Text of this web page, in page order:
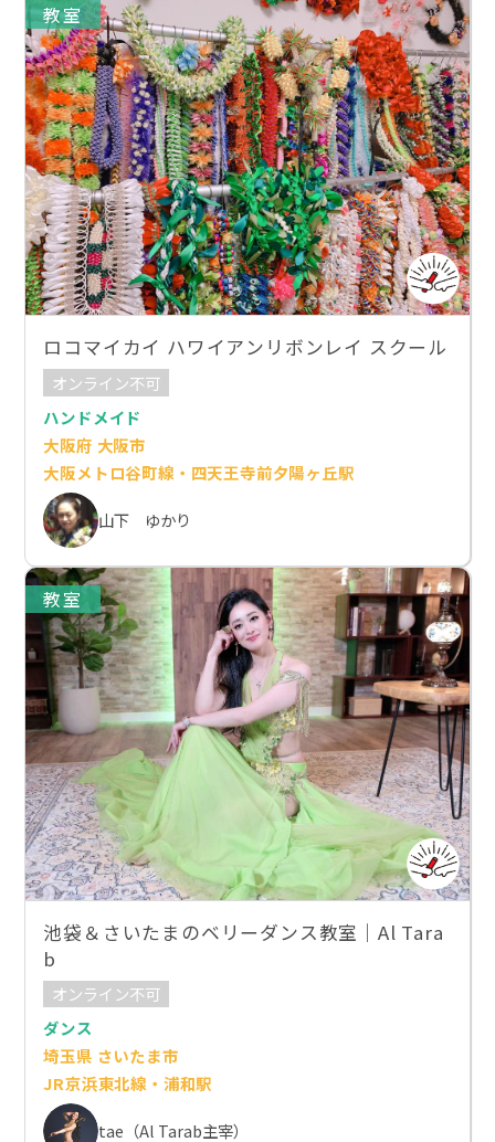
教室
ロコマイカイ ハワイアンリボンレイ スクール
オンライン不可
ハンドメイド
大阪府 大阪市
大阪メトロ谷町線・四天王寺前夕陽ヶ丘駅
山下 ゆかり
教室
池袋＆さいたまのベリーダンス教室｜Al Tara
b
オンライン不可
ダンス
埼玉県 さいたま市
JR京浜東北線・浦和駅
tae（Al Tarab主宰）